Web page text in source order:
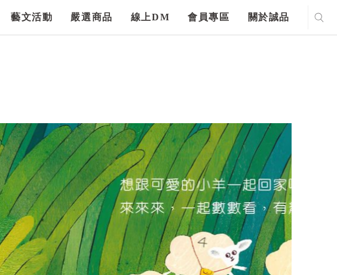
藝文活動 嚴選商品 線上DM 會員專區 關於誠品